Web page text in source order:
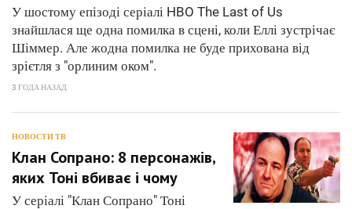
У шостому епізоді серіалі HBO The Last of Us
знайшлася ще одна помилка в сцені, коли Еллі зустрічає
Шіммер. Але жодна помилка не буде прихована від
зрієтля з "орлиним оком".
3 ГОДА НАЗАД
НОВОСТИ ТВ
Клан Сопрано: 8 персонажів,
яких Тоні вбиває і чому
У серіалі "Клан Сопрано" Тоні